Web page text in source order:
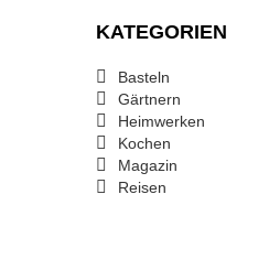
KATEGORIEN
Basteln
Gärtnern
Heimwerken
Kochen
Magazin
Reisen